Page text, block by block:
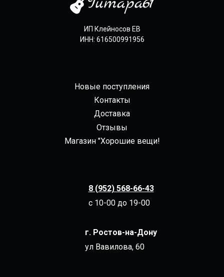
ИП Клейносов ЕВ
ИНН: 616500991956
Новые поступления
Контакты
Доставка
Отзывы
Магазин "Хорошие вещи!
8 (952) 568-66-43
с 10-00 до 19-00
г. Ростов-на-Дону
ул Вавилова, 60